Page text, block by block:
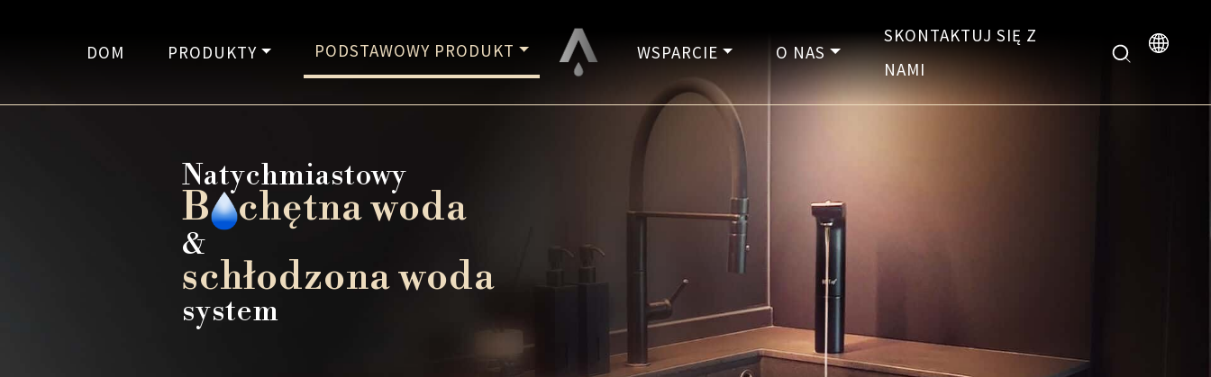
DOM PRODUKTY PODSTAWOWY PRODUKT WSPARCIE O NAS
SKONTAKTUJ SIĘ Z
NAMI
Natychmiastowy
B chętna woda
&
schłodzona woda
system